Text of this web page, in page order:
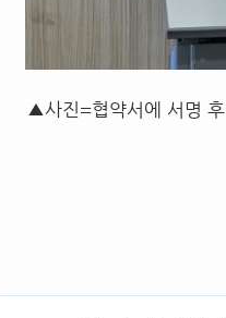
▲사진=협약서에 서명